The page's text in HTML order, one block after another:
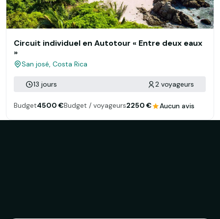
Circuit individuel en Autotour « Entre deux eaux
»
San josé, Costa Rica
13 jours 2 voyageurs
Budget4500 €Budget / voyageurs2250 € Aucun avis